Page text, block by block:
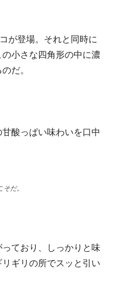
が登場。それと同時に
小さな四角形の中に濃
だ。
酸っぱい味わいを口中
だ。
ており、しっかりと味
ギリの所でスッと引い